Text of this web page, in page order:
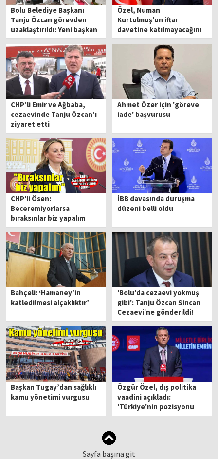
Bolu Belediye Başkanı
Tanju Özcan görevden
uzaklaştırıldı: Yeni başkan
vekili cuma günü seçilecek
Özel, Numan
Kurtulmuş'un iftar
davetine katılmayacağını
açıkladı: Yine balta
çeldiler, bu akşam
Tanju'nun yanına Sincan
Cezaevi'ne gideceğim!
CHP’li Emir ve Ağbaba,
cezaevinde Tanju Özcan’ı
ziyaret etti
Ahmet Özer için 'göreve
iade' başvurusu
CHP'li Ösen:
Beceremiyorlarsa
bıraksınlar biz yapalım
İBB davasında duruşma
düzeni belli oldu
Bahçeli: ‘Hamaney’in
katledilmesi alçaklıktır’
'Bolu'da cezaevi yokmuş
gibi': Tanju Özcan Sincan
Cezaevi'ne gönderildi!
Başkan Tugay’dan sağlıklı
kamu yönetimi vurgusu
Özgür Özel, dış politika
vaadini açıkladı:
'Türkiye'nin pozisyonu
Amerika'ya göre
Sayfa başına git